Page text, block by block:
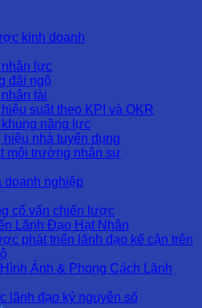
kinh doanh
nhân lực
đãi ngộ
tài
suất theo KPI và OKR
khung năng lực
nhà tuyển dụng
môi trường nhân sự
doanh nghiệp
cố vấn chiến lược
Lãnh Đạo Hạt Nhân
phát triển lãnh đạo kế cận trên
Ảnh & Phong Cách Lãnh
lãnh đạo kỷ nguyên số